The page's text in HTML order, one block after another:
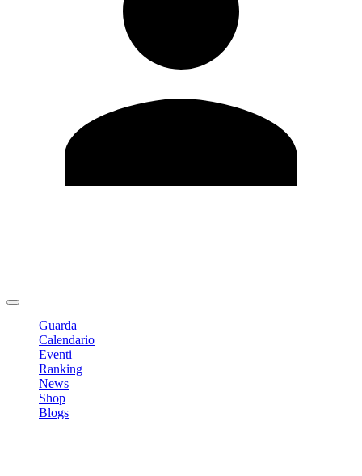
Guarda
Calendario
Eventi
Ranking
News
Shop
Blogs